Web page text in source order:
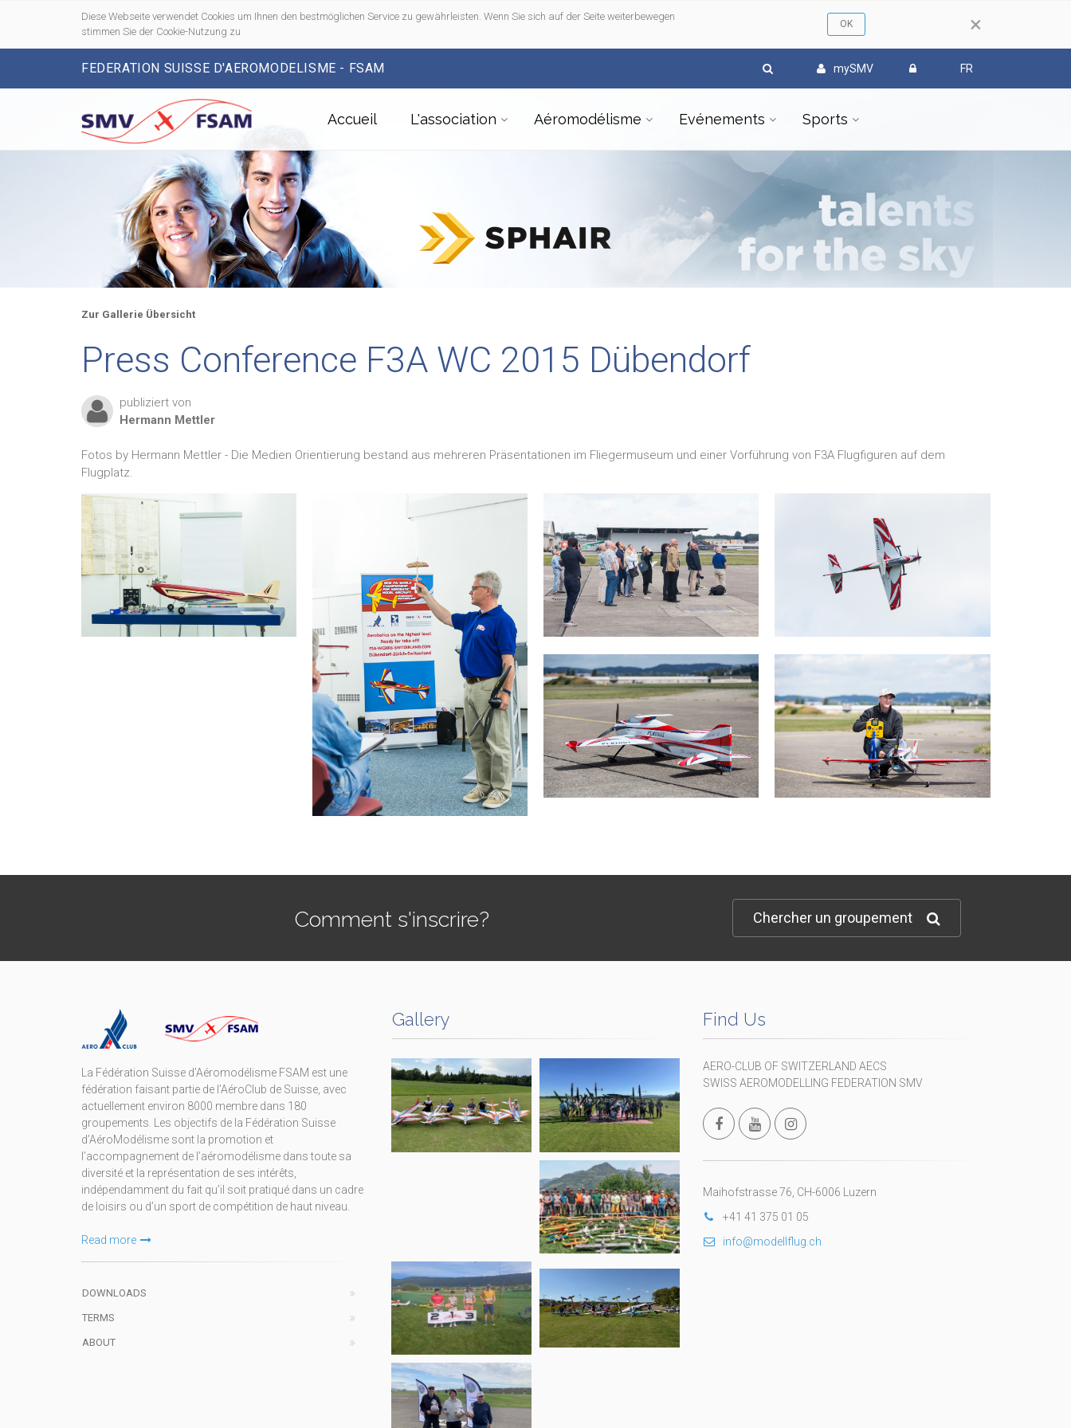
×
Diese Webseite verwendet Cookies um Ihnen den bestmöglichen Service zu gewährleisten. Wenn Sie sich auf der Seite weiterbewegen
stimmen Sie der Cookie-Nutzung zu
FEDERATION SUISSE D'AEROMODELISME - FSAM mySMV FR
Accueil L'association Aéromodélisme Evénements Sports
Zur Gallerie Übersicht
Press Conference F3A WC 2015 Dübendorf
publiziert von
Hermann Mettler
Fotos by Hermann Mettler - Die Medien Orientierung bestand aus mehreren Präsentationen im Fliegermuseum und einer Vorführung von F3A Flugfiguren auf dem
Flugplatz.
Comment s'inscrire? Chercher un groupement
La Fédération Suisse d’Aéromodélisme FSAM est une
fédération faisant partie de l’AéroClub de Suisse, avec
actuellement environ 8000 membre dans 180
groupements. Les objectifs de la Fédération Suisse
d’AéroModélisme sont la promotion et
l’accompagnement de l’aéromodélisme dans toute sa
diversité et la représentation de ses intérêts,
indépendamment du fait qu’il soit pratiqué dans un cadre
de loisirs ou d’un sport de compétition de haut niveau.
Read more
DOWNLOADS
TERMS
ABOUT
Gallery Find Us
AERO-CLUB OF SWITZERLAND AECS
SWISS AEROMODELLING FEDERATION SMV
Maihofstrasse 76, CH-6006 Luzern
+41 41 375 01 05
info@modellflug.ch